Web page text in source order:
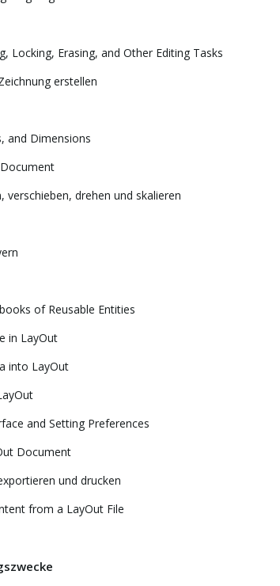
Locking, Erasing, and Other Editing Tasks
erstellen
and Dimensions
verschieben, drehen und skalieren
of Reusable Entities
in LayOut
into LayOut
and Setting Preferences
Document
und drucken
from a LayOut File